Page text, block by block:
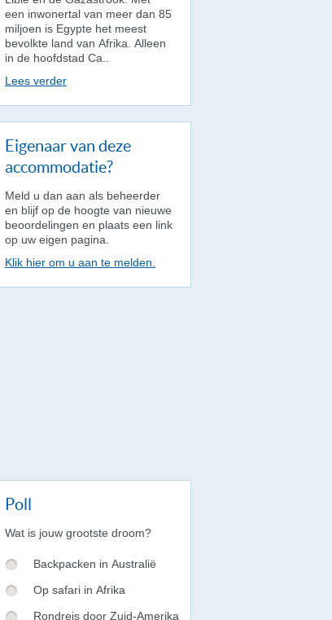
een inwonertal van meer dan 85
miljoen is Egypte het meest
bevolkte land van Afrika. Alleen
in de hoofdstad Ca..
Lees verder
Eigenaar van deze
accommodatie?
Meld u dan aan als beheerder
en blijf op de hoogte van nieuwe
beoordelingen en plaats een link
op uw eigen pagina.
Klik hier om u aan te melden.
Poll
Wat is jouw grootste droom?
Backpacken in Australië
Op safari in Afrika
Rondreis door Zuid-Amerika